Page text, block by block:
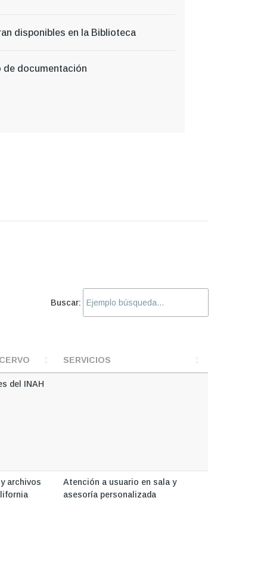
disponibles en la Biblioteca
documentación
Buscar:
SERVICIOS
del INAH
archivos
Atención a usuario en sala y
asesoría personalizada